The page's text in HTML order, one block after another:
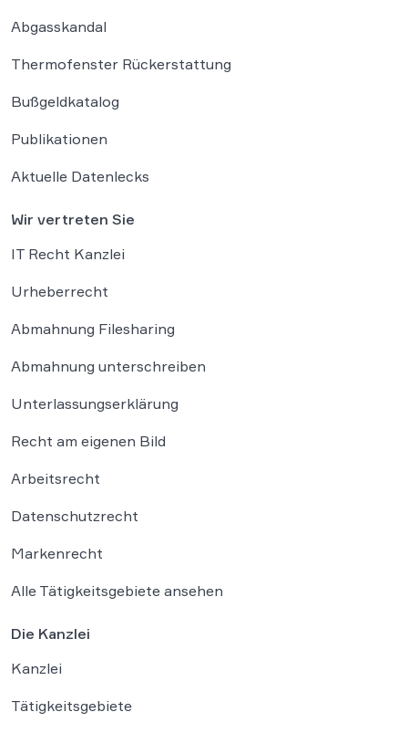
Abgasskandal
Thermofenster Rückerstattung
Bußgeldkatalog
Publikationen
Aktuelle Datenlecks
Wir vertreten Sie
IT Recht Kanzlei
Urheberrecht
Abmahnung Filesharing
Abmahnung unterschreiben
Unterlassungserklärung
Recht am eigenen Bild
Arbeitsrecht
Datenschutzrecht
Markenrecht
Alle Tätigkeitsgebiete ansehen
Die Kanzlei
Kanzlei
Tätigkeitsgebiete